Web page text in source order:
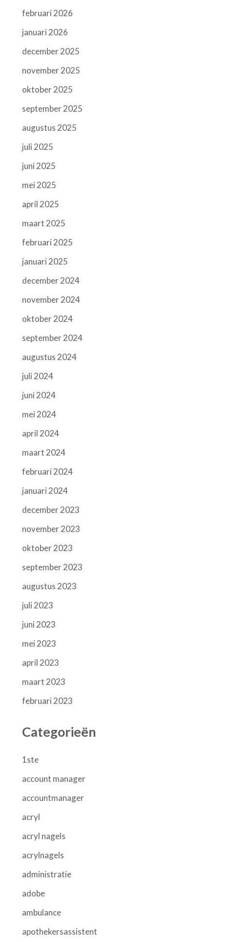
februari 2026
januari 2026
december 2025
november 2025
oktober 2025
september 2025
augustus 2025
juli 2025
juni 2025
mei 2025
april 2025
maart 2025
februari 2025
januari 2025
december 2024
november 2024
oktober 2024
september 2024
augustus 2024
juli 2024
juni 2024
mei 2024
april 2024
maart 2024
februari 2024
januari 2024
december 2023
november 2023
oktober 2023
september 2023
augustus 2023
juli 2023
juni 2023
mei 2023
april 2023
maart 2023
februari 2023
Categorieën
1ste
account manager
accountmanager
acryl
acryl nagels
acrylnagels
administratie
adobe
ambulance
apothekersassistent